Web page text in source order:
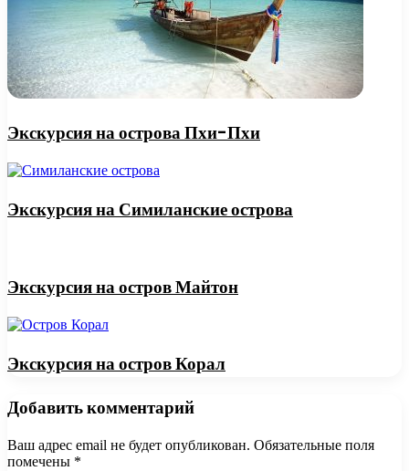
Экскурсия на острова Пхи-Пхи
Экскурсия на Симиланские острова
Экскурсия на остров Майтон
Экскурсия на остров Корал
Добавить комментарий
Ваш адрес email не будет опубликован. Обязательные поля
помечены *